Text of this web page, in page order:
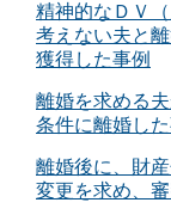
精神的なＤＶ
考えない夫と
獲得した事例
離婚を求める
条件に離婚した
離婚後に、財
変更を求め、